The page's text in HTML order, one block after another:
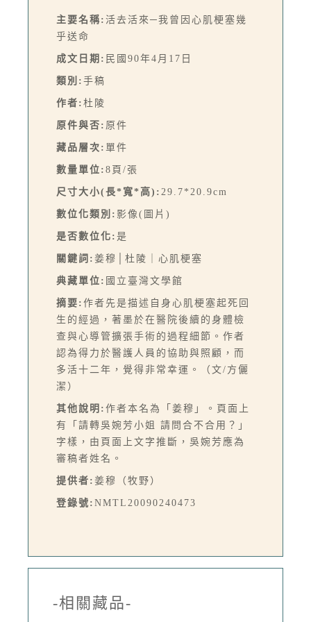
主要名稱: 活去活來─我曾因心肌梗塞幾
乎送命
成文日期: 民國90年4月17日
類別: 手稿
作者: 杜陵
原件與否: 原件
藏品層次: 單件
數量單位: 8頁/張
尺寸大小(長*寬*高): 29.7*20.9cm
數位化類別: 影像(圖片)
是否數位化: 是
關鍵詞: 姜穆│杜陵｜心肌梗塞
典藏單位: 國立臺灣文學館
摘要: 作者先是描述自身心肌梗塞起死回
生的經過，著墨於在醫院後續的身體檢
查與心導管擴張手術的過程細節。作者
認為得力於醫護人員的協助與照顧，而
多活十二年，覺得非常幸運。（文/方儷
潔）
其他說明: 作者本名為「姜穆」。頁面上
有「請轉吳婉芳小姐 請問合不合用？」
字樣，由頁面上文字推斷，吳婉芳應為
審稿者姓名。
提供者: 姜穆（牧野）
登錄號: NMTL20090240473
-相關藏品-